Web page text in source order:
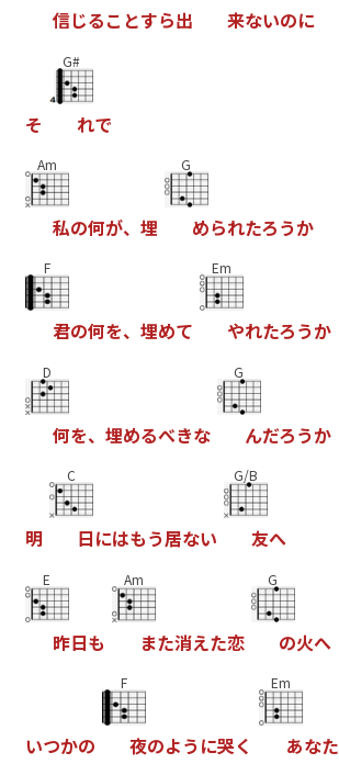
信じるこ とすら出 来ないのに
そ
G#
れで
Am
私の何が、 埋
G
められたろうか
F
君の何を、 埋めて
Em
やれたろうか
D
何を、 埋めるべきな
G
んだろうか
明
C
日にはもう居ない
G/B
友へ
E
昨日も
Am
また消えた恋
G
の火へ
いつかの
F
夜のよう に哭く
Em
あなた